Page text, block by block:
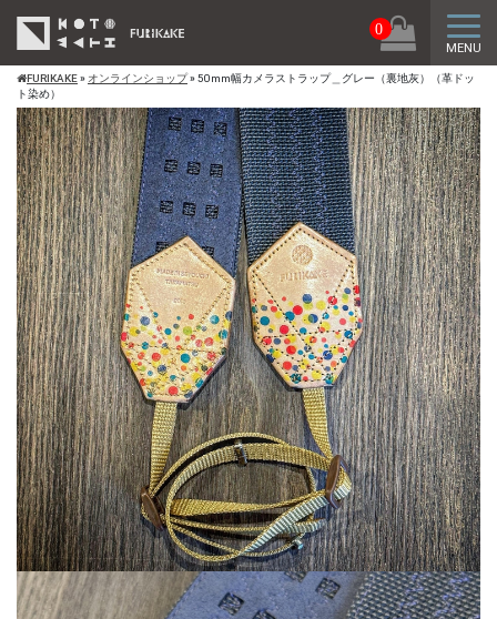
0
トグ
MENU
FURIKAKE» オンラインショップ»50mm幅カメラストラップ＿グレー（裏地灰）（革ドッ
ト染め）